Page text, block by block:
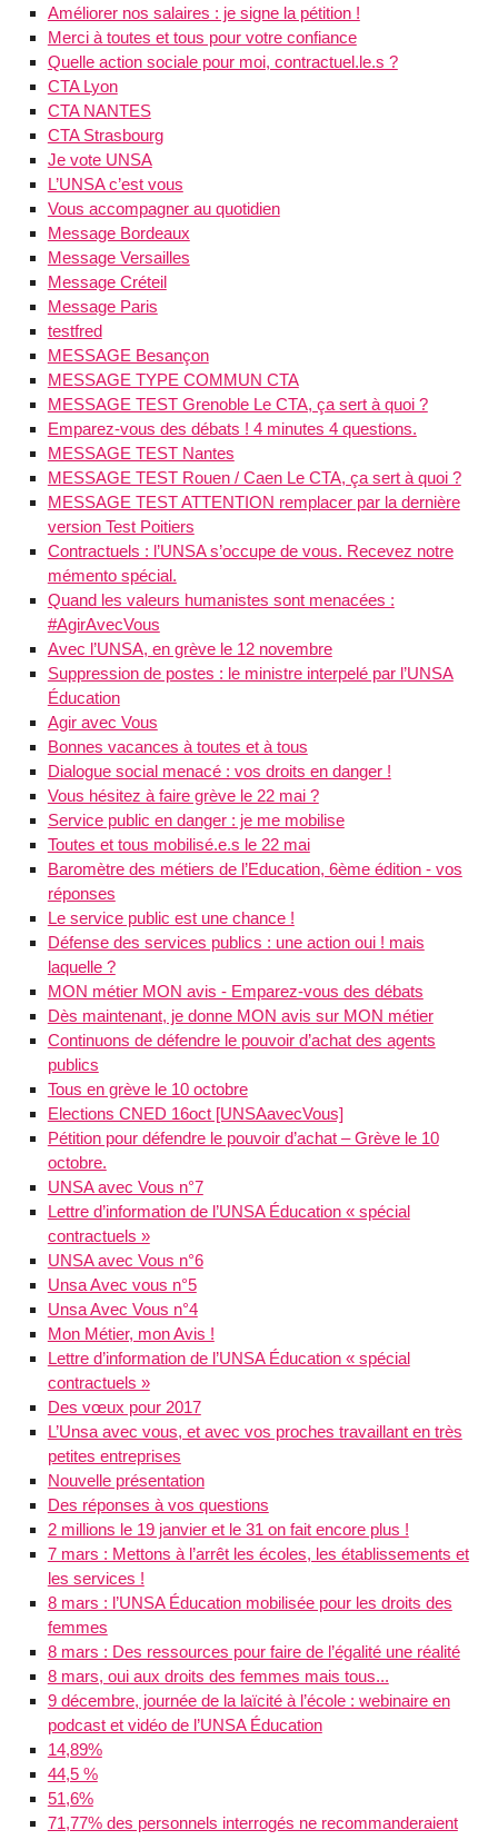
Améliorer nos salaires : je signe la pétition !
Merci à toutes et tous pour votre confiance
Quelle action sociale pour moi, contractuel.le.s ?
CTA Lyon
CTA NANTES
CTA Strasbourg
Je vote UNSA
L’UNSA c’est vous
Vous accompagner au quotidien
Message Bordeaux
Message Versailles
Message Créteil
Message Paris
testfred
MESSAGE Besançon
MESSAGE TYPE COMMUN CTA
MESSAGE TEST Grenoble Le CTA, ça sert à quoi ?
Emparez-vous des débats ! 4 minutes 4 questions.
MESSAGE TEST Nantes
MESSAGE TEST Rouen / Caen Le CTA, ça sert à quoi ?
MESSAGE TEST ATTENTION remplacer par la dernière
version Test Poitiers
Contractuels : l’UNSA s’occupe de vous. Recevez notre
mémento spécial.
Quand les valeurs humanistes sont menacées :
#AgirAvecVous
Avec l’UNSA, en grève le 12 novembre
Suppression de postes : le ministre interpelé par l’UNSA
Éducation
Agir avec Vous
Bonnes vacances à toutes et à tous
Dialogue social menacé : vos droits en danger !
Vous hésitez à faire grève le 22 mai ?
Service public en danger : je me mobilise
Toutes et tous mobilisé.e.s le 22 mai
Baromètre des métiers de l’Education, 6ème édition - vos
réponses
Le service public est une chance !
Défense des services publics : une action oui ! mais
laquelle ?
MON métier MON avis - Emparez-vous des débats
Dès maintenant, je donne MON avis sur MON métier
Continuons de défendre le pouvoir d’achat des agents
publics
Tous en grève le 10 octobre
Elections CNED 16oct [UNSAavecVous]
Pétition pour défendre le pouvoir d’achat – Grève le 10
octobre.
UNSA avec Vous n°7
Lettre d’information de l’UNSA Éducation « spécial
contractuels »
UNSA avec Vous n°6
Unsa Avec vous n°5
Unsa Avec Vous n°4
Mon Métier, mon Avis !
Lettre d’information de l’UNSA Éducation « spécial
contractuels »
Des vœux pour 2017
L’Unsa avec vous, et avec vos proches travaillant en très
petites entreprises
Nouvelle présentation
Des réponses à vos questions
2 millions le 19 janvier et le 31 on fait encore plus !
7 mars : Mettons à l’arrêt les écoles, les établissements et
les services !
8 mars : l’UNSA Éducation mobilisée pour les droits des
femmes
8 mars : Des ressources pour faire de l’égalité une réalité
8 mars, oui aux droits des femmes mais tous...
9 décembre, journée de la laïcité à l’école : webinaire en
podcast et vidéo de l’UNSA Éducation
14,89%
44,5 %
51,6%
71,77% des personnels interrogés ne recommanderaient